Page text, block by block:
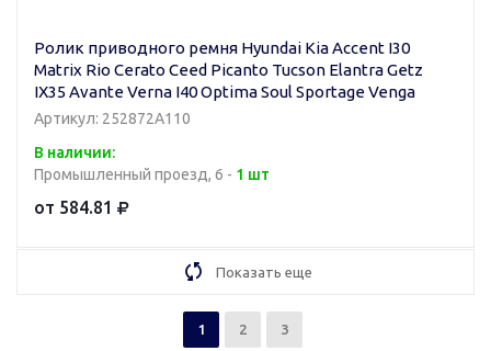
Ролик приводного ремня Hyundai Kia Accent I30
Matrix Rio Cerato Ceed Picanto Tucson Elantra Getz
IX35 Avante Verna I40 Optima Soul Sportage Venga
Артикул: 252872A110
В наличии:
Промышленный проезд, 6 - 1 шт
от 584.81
Показать еще
1 2 3